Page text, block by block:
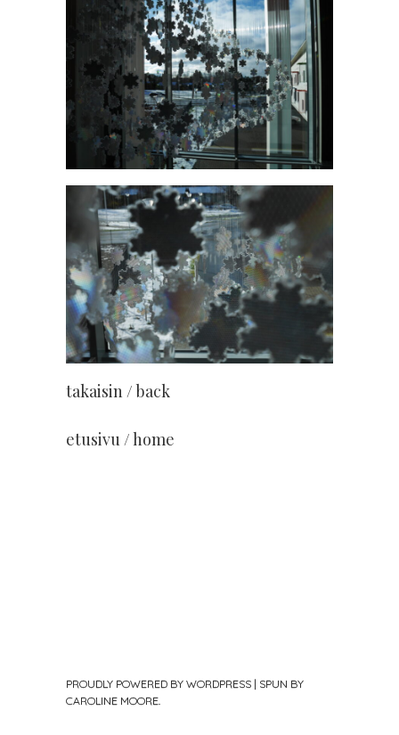
takaisin / back
etusivu / home
PROUDLY POWERED BY WORDPRESS | SPUN BY
CAROLINE MOORE